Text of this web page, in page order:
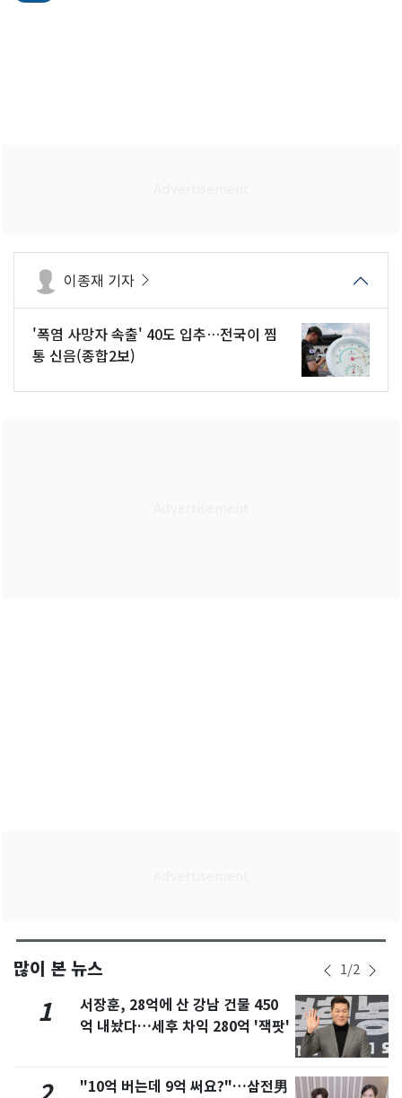
이종재 기자
'폭염 사망자 속출' 40도 입추…전국이 찜
통 신음(종합2보)
많이 본 뉴스 1/2
1
서장훈, 28억에 산 강남 건물 450
억 내놨다…세후 차익 280억 '잭팟'
"10억 버는데 9억 써요?"…삼전男